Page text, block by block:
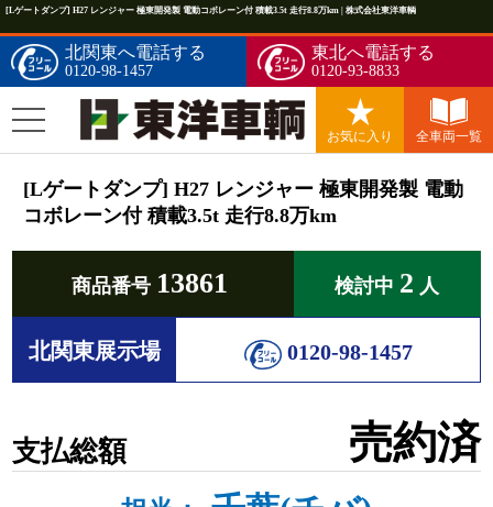
[Lゲートダンプ] H27 レンジャー 極東開発製 電動コボレーン付 積載3.5t 走行8.8万km | 株式会社東洋車輌
北関東へ電話する
0120-98-1457
東北へ電話する
0120-93-8833
お気に入り 全車両一覧
[Lゲートダンプ] H27 レンジャー 極東開発製 電動
コボレーン付 積載3.5t 走行8.8万km
商品番号 13861 検討中 2 人
北関東展示場 0120-98-1457
支払総額 売約済